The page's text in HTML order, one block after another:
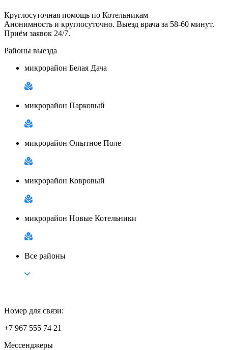
Круглосуточная помощь по Котельникам
Анонимность и круглосуточно. Выезд врача за 58-60 минут.
Приём заявок 24/7.
Районы выезда
микрорайон Белая Дача
микрорайон Парковый
микрорайон Опытное Поле
микрорайон Ковровый
микрорайон Новые Котельники
Все районы
Номер для связи:
+7 967 555 74 21
Мессенджеры